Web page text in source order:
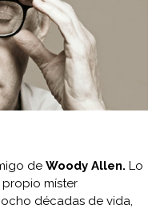
de Woody Allen. Lo
míster
décadas de vida,